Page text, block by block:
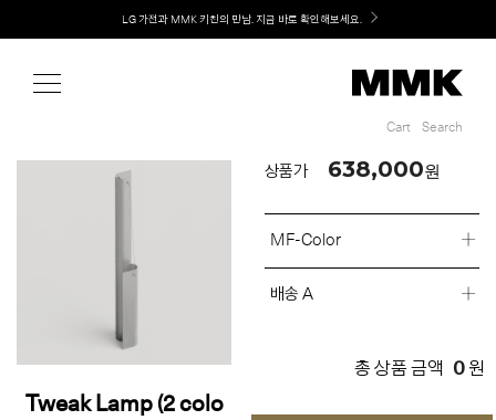
Welcome! 신규 회원가입 시 MMK Shop Coupon (총 60만원) 지급
LG 가전과 MMK 키친의 만남. 지금 바로 확인해보세요.
Cart Search
Tweak Lamp (2 colo
상품가 638,000원
MF-Color
배송 A
총 상품 금액 0 원